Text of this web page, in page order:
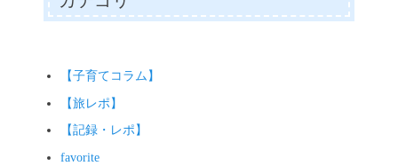
【子育てコラム】
【旅レポ】
【記録・レポ】
favorite